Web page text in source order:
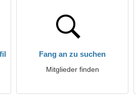
Fang an zu suchen
Mitglieder finden